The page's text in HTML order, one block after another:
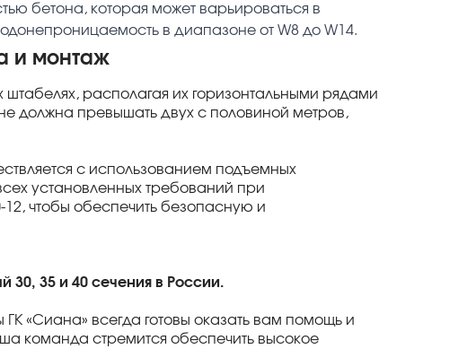
бетона, которая может варьироваться в
в диапазоне от W8 до W14.
и монтаж
располагая их горизонтальными рядами
должна превышать двух с половиной метров,
с использованием подъемных
установленных требований при
чтобы обеспечить безопасную и
30, 35 и 40 сечения в России.
«Сиана» всегда готовы оказать вам помощь и
команда стремится обеспечить высокое